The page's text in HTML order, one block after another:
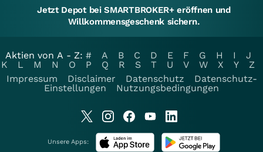
Jetzt Depot bei SMARTBROKER+ eröffnen und
Willkommensgeschenk sichern.
Aktien von A - Z: # A B C D E F G H I
J
K
L M N O P Q R S T U V W X Y
Z
Impressum
Disclaimer Datenschutz
Datenschutz-
Einstellungen
Nutzungsbedingungen
Unsere Apps: